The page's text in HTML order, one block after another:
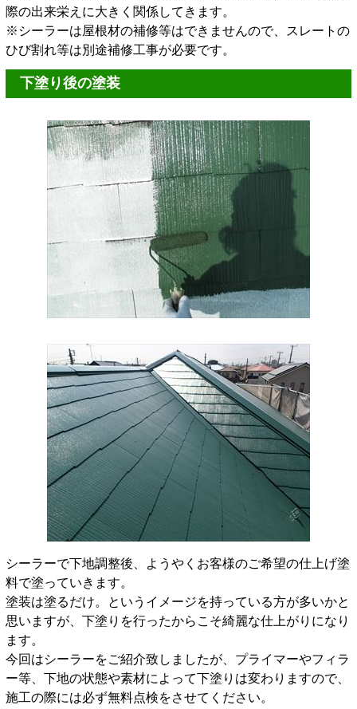
際の出来栄えに大きく関係してきます。
※シーラーは屋根材の補修等はできませんので、スレートの
ひび割れ等は別途補修工事が必要です。
下塗り後の塗装
シーラーで下地調整後、ようやくお客様のご希望の仕上げ塗
料で塗っていきます。
塗装は塗るだけ。というイメージを持っている方が多いかと
思いますが、下塗りを行ったからこそ綺麗な仕上がりになり
ます。
今回はシーラーをご紹介致しましたが、プライマーやフィラ
ー等、下地の状態や素材によって下塗りは変わりますので、
施工の際には必ず無料点検をさせてください。